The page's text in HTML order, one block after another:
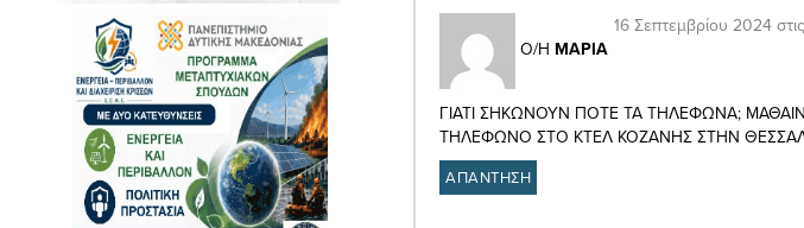
Ο/Η ΜΑΡΙΑ
16 Σεπτεμβρίου 2024
ΓΙΑΤΙ ΣΗΚΩΝΟΥΝ ΠΟΤΕ ΤΑ ΤΗΛΕΦΩΝΑ;
ΤΗΛΕΦΩΝΟ ΣΤΟ ΚΤΕΛ ΚΟΖΑΝΗΣ ΣΤΗΝ
ΑΠΑΝΤΗΣΗ